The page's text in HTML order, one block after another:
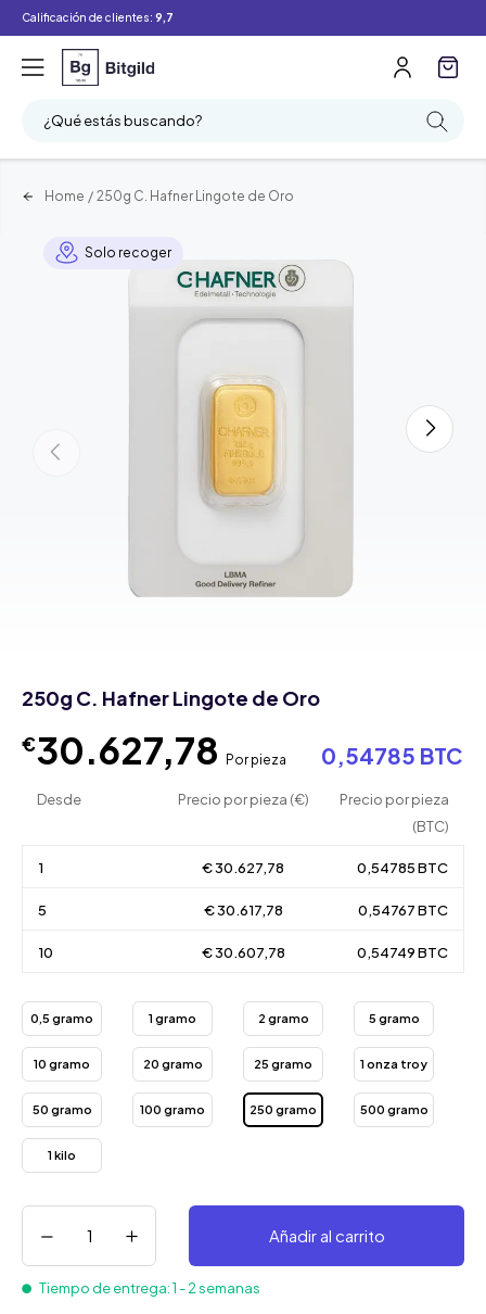
Calificación de clientes: 9,7
¿Qué estás buscando?
Home / 250g C. Hafner Lingote de Oro
Solo recoger
250g C. Hafner Lingote de Oro
€30.627,78 Por pieza 0,54785 BTC
Desde Precio por pieza (€)
Precio por pieza
(BTC)
1 € 30.627,78 0,54785 BTC
5 € 30.617,78 0,54767 BTC
10 € 30.607,78 0,54749 BTC
0,5 gramo 1 gramo 2 gramo 5 gramo
10 gramo 20 gramo 25 gramo 1 onza troy
50 gramo 100 gramo 250 gramo 500 gramo
1 kilo
Añadir al carrito
Tiempo de entrega: 1 - 2 semanas